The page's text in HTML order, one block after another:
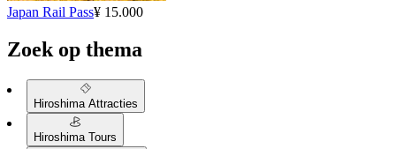
Japan Rail Pass¥ 15.000
Zoek op thema
Hiroshima Attracties
Hiroshima Tours